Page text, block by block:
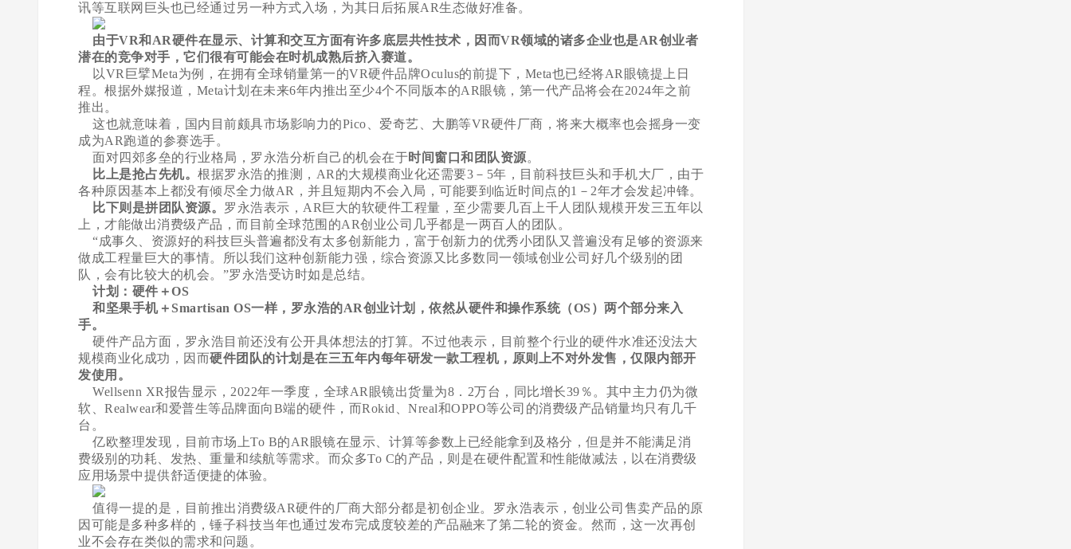
讯等互联网巨头也已经通过另一种方式入场，为其日后拓展AR生态做好准备。
由于VR和AR硬件在显示、计算和交互方面有许多底层共性技术，因而VR领域的诸多企业也是AR创业者
潜在的竞争对手，它们很有可能会在时机成熟后挤入赛道。
以VR巨擘Meta为例，在拥有全球销量第一的VR硬件品牌Oculus的前提下，Meta也已经将AR眼镜提上日
程。根据外媒报道，Meta计划在未来6年内推出至少4个不同版本的AR眼镜，第一代产品将会在2024年之前
推出。
这也就意味着，国内目前颇具市场影响力的Pico、爱奇艺、大鹏等VR硬件厂商，将来大概率也会摇身一变
成为AR跑道的参赛选手。
面对四郊多垒的行业格局，罗永浩分析自己的机会在于时间窗口和团队资源。
比上是抢占先机。 根据罗永浩的推测，AR的大规模商业化还需要3－5年，目前科技巨头和手机大厂，由于
各种原因基本上都没有倾尽全力做AR，并且短期内不会入局，可能要到临近时间点的1－2年才会发起冲锋。
比下则是拼团队资源。 罗永浩表示，AR巨大的软硬件工程量，至少需要几百上千人团队规模开发三五年以
上，才能做出消费级产品，而目前全球范围的AR创业公司几乎都是一两百人的团队。
“成事久、资源好的科技巨头普遍都没有太多创新能力，富于创新力的优秀小团队又普遍没有足够的资源来
做成工程量巨大的事情。所以我们这种创新能力强，综合资源又比多数同一领域创业公司好几个级别的团
队，会有比较大的机会。”罗永浩受访时如是总结。
计划：硬件＋OS
和坚果手机＋Smartisan OS一样，罗永浩的AR创业计划，依然从硬件和操作系统（OS）两个部分来入
手。
硬件产品方面，罗永浩目前还没有公开具体想法的打算。不过他表示，目前整个行业的硬件水准还没法大
规模商业化成功，因而硬件团队的计划是在三五年内每年研发一款工程机，原则上不对外发售，仅限内部开
发使用。
Wellsenn XR报告显示，2022年一季度，全球AR眼镜出货量为8．2万台，同比增长39％。其中主力仍为微
软、Realwear和爱普生等品牌面向B端的硬件，而Rokid、Nreal和OPPO等公司的消费级产品销量均只有几千
台。
亿欧整理发现，目前市场上To B的AR眼镜在显示、计算等参数上已经能拿到及格分，但是并不能满足消
费级别的功耗、发热、重量和续航等需求。而众多To C的产品，则是在硬件配置和性能做减法，以在消费级
应用场景中提供舒适便捷的体验。
值得一提的是，目前推出消费级AR硬件的厂商大部分都是初创企业。罗永浩表示，创业公司售卖产品的原
因可能是多种多样的，锤子科技当年也通过发布完成度较差的产品融来了第二轮的资金。然而，这一次再创
业不会存在类似的需求和问题。